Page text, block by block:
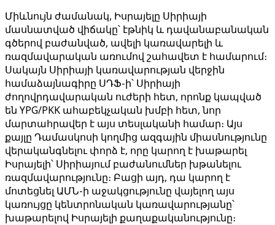
Միևնույն ժամանակ, Իսրայելը Սիրիայի
մասնատված վիճակը՝ էթնիկ և դավանաբանական
գծերով բաժանված, ավելի կառավարելի և
ռազմավարական առումով շահավետ է համարում։
Սակայն Սիրիայի կառավարության վերջին
համաձայնագիրը ՍԴՖ-ի՝ Սիրիայի
ժողովրդավարական ուժերի հետ, որոնք կապված
են YPG/PKK ահաբեկչական խմբի հետ, նոր
մարտահրավեր է այս տեսլականի համար։ Այս
քայլը Դամասկոսի կողմից ազգային միասնությունը
վերականգնելու փորձ է, որը կարող է խաթարել
Իսրայելի՝ Սիրիայում բաժանումներ խթանելու
ռազմավարությունը։ Բացի այդ, դա կարող է
մոտեցնել ԱՄՆ-ի աջակցությունը վայելող այս
կառույցը կենտրոնական կառավարությանը՝
խաթարելով Իսրայելի քաղաքականությունը։